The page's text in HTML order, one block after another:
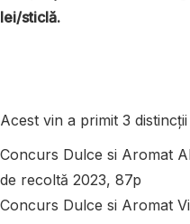
lei/sticlă.
Acest vin a primit 3 distincții
Concurs Dulce si Aromat
de recoltă 2023, 87p
Concurs Dulce si Aromat